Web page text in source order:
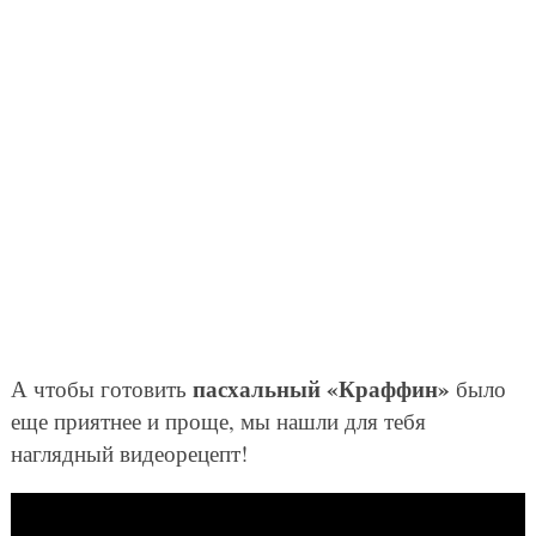
А чтобы готовить пасхальный «Краффин» было
еще приятнее и проще, мы нашли для тебя
наглядный видеорецепт!